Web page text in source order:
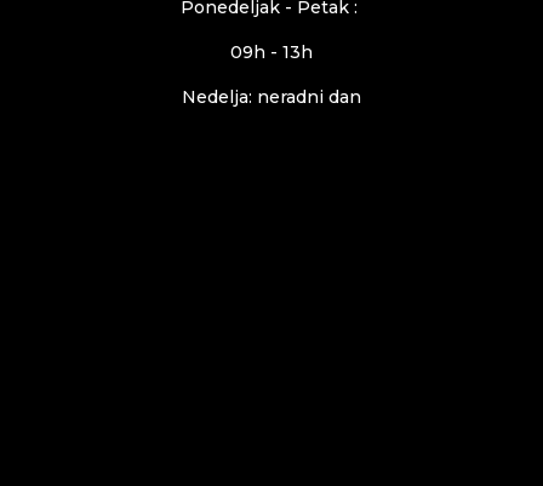
Ponedeljak - Petak :
09h - 13h
Nedelja: neradni dan